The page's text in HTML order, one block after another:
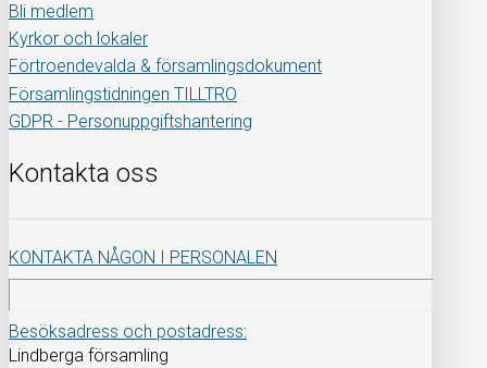
Bli medlem
Kyrkor och lokaler
Förtroendevalda & församlingsdokument
Församlingstidningen TILLTRO
GDPR - Personuppgiftshantering
Kontakta oss
KONTAKTA NÅGON I PERSONALEN
Besöksadress och postadress:
Lindberga församling